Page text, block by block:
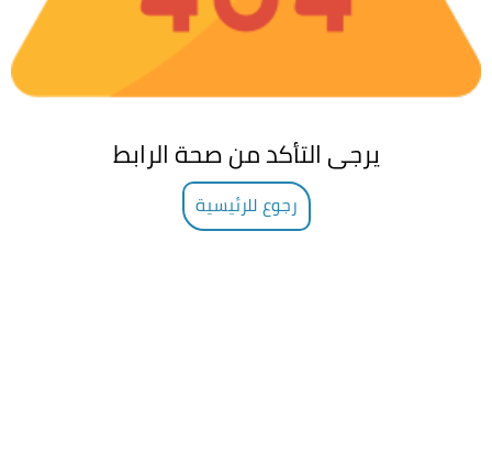
يرجى التأكد من صحة الرابط
رجوع للرئيسية